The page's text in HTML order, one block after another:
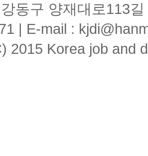
동구 양재대로113
| E-mail :
2015 Korea job and